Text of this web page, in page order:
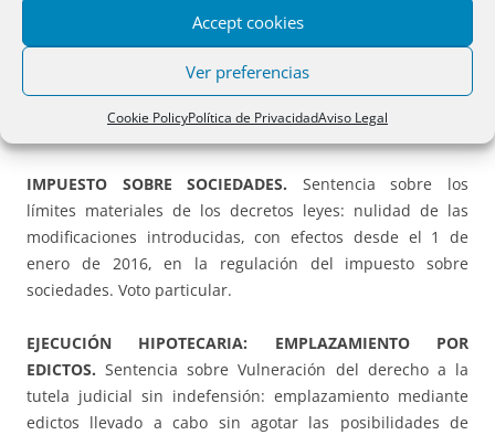
Accept cookies
Ver preferencias
Cookie PolicyPolítica de PrivacidadAviso Legal
leyes: constitucionalidad de la atribución al juez de un
margen de apreciación para acordar, en las circunstancias
concurrentes en pandemia, la suspensión del lanzamiento
9/2023 y 15/2023). Voto particular.
IMPUESTO SOBRE SOCIEDADES. Sentencia sobre los
límites materiales de los decretos leyes: nulidad de las
modificaciones introducidas, con efectos desde el 1 de
enero de 2016, en la regulación del impuesto sobre
sociedades. Voto particular.
EJECUCIÓN HIPOTECARIA: EMPLAZAMIENTO POR
EDICTOS. Sentencia sobre Vulneración del derecho a la
tutela judicial sin indefensión: emplazamiento mediante
edictos llevado a cabo sin agotar las posibilidades de